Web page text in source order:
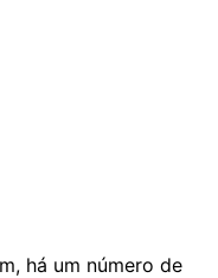
há um número de